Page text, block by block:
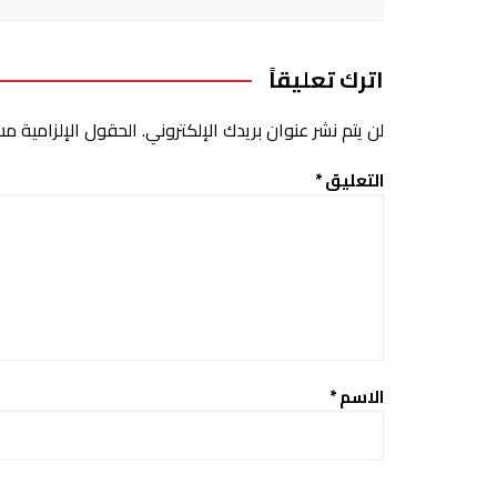
اترك تعليقاً
لن يتم نشر عنوان بريدك الإلكتروني. الحقول الإلزامية
التعليق*
الاسم*